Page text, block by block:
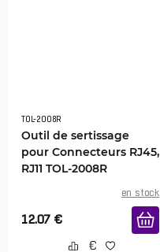
TOL-2008R
Outil de sertissage
pour Connecteurs RJ45,
RJ11 TOL-2008R
en stock
12.07 €